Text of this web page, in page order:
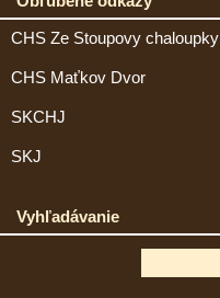
CHS Ze Stoupovy chaloupky
CHS Maťkov Dvor
SKCHJ
SKJ
Vyhľadávanie